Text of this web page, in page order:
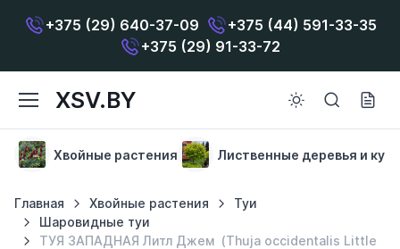
+375 (29) 640-37-09
+375 (44) 591-33-35
+375 (29) 91-33-72
XSV.BY
Хвойные растения Лиственные деревья и
Главная Хвойные растения
Туи
Шаровидные туи
ТУЯ ЗАПАДНАЯ Литл Джем (Thuja occidentalis Little